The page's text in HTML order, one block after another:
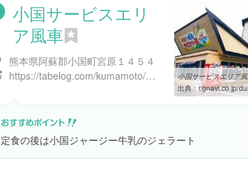
小国サービスエリ
ア風車
熊本県阿蘇郡小国町宮原１４５４
https://tabelog.com/kumamoto/A4302/A430203/43005440/
出典： r.gnavi.co.jp/
定食の後は小国ジャージー牛乳のジェラート